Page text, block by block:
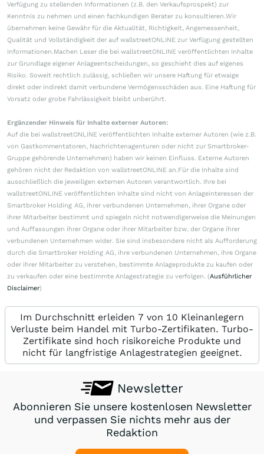
Verfügung zu stellenden Informationen (z.B. den Verkaufsprospekt) zur
Kenntnis zu nehmen und einen fachkundigen Berater zu konsultieren.Wir
übernehmen keine Gewähr für die Aktualität, Richtigkeit, Angemessenheit,
Qualität und Vollständigkeit der auf wallstreetONLINE zur Verfügung gestellten
Informationen.Machen Leser die bei wallstreetONLINE veröffentlichten Inhalte
zur Grundlage eigener Anlageentscheidungen, so geschieht dies auf eigenes
Risiko. Soweit rechtlich zulässig, schließen wir unsere Haftung für etwaige
direkt oder indirekt damit verbundene Vermögensschäden aus. Eine Haftung für
Vorsatz oder grobe Fahrlässigkeit bleibt unberührt.
Ergänzender Hinweis für Inhalte externer Autoren:
Auf die bei wallstreetONLINE veröffentlichten Inhalte externer Autoren (wie z.B.
von Gastkommentatoren, Nachrichtenagenturen oder nicht zur Smartbroker-
Gruppe gehörende Unternehmen) haben wir keinen Einfluss. Externe Autoren
gehören nicht der Redaktion von wallstreetONLINE an.Für die Inhalte sind
ausschließlich die jeweiligen externen Autoren verantwortlich. Ihre bei
wallstreetONLINE veröffentlichten Inhalte sind nicht von Anlageinteressen der
Smartbroker Holding AG, ihrer verbundenen Unternehmen, ihrer Organe oder
ihrer Mitarbeiter bestimmt und spiegeln nicht notwendigerweise die Meinungen
und Auffassungen ihrer Organe oder ihrer Mitarbeiter bzw. der Organe ihrer
verbundenen Unternehmen wider. Sie sind insbesondere nicht als Aufforderung
durch die Smartbroker Holding AG, ihre verbundenen Unternehmen, ihre Organe
oder ihrer Mitarbeiter zu verstehen, bestimmte Anlageprodukte zu kaufen oder
zu verkaufen oder eine bestimmte Anlagestrategie zu verfolgen. (Ausführlicher
Disclaimer)
Im Durchschnitt erleiden 7 von 10 Kleinanlegern
Verluste beim Handel mit Turbo-Zertifikaten. Turbo-
Zertifikate sind hoch risikoreiche Produkte und
nicht für langfristige Anlagestrategien geeignet.
Newsletter
Abonnieren Sie unsere kostenlosen Newsletter
und verpassen Sie nichts mehr aus der
Redaktion